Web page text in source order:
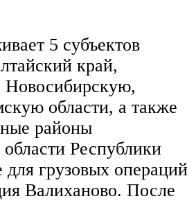
5 субъектов
край,
области, а также
районы
Республики
для грузовых операций
Валиханово. После